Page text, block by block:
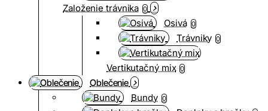
Založenie trávnika 0
Osivá 0
Trávniky 0
Vertikutačný mix 0
Oblečenie
Bundy 0